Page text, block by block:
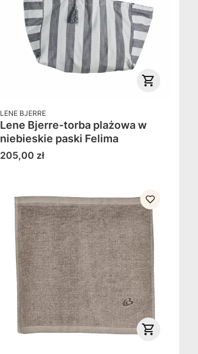
PRODUCENT
LENE BJERRE
Lene Bjerre-torba plażowa w
niebieskie paski Felima
Cena
205,00 zł